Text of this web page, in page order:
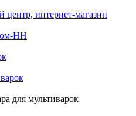
интернет-магазин
НН
для мультиварок